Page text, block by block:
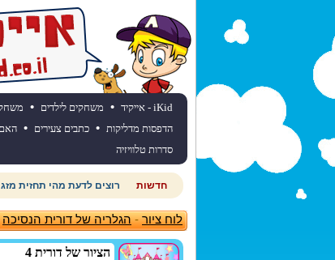
iKid - אייקיד • משחקים לילדים •
הדפסות מדליקות • כתבים צעירים •
סדרות טלוויזיה
חדשות רוצים לדעת מהי תחזית
לוח ציור-הגלריה של דורית הנסיכה
הציור של דורית 4